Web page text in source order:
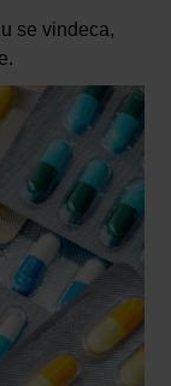
se vindeca,